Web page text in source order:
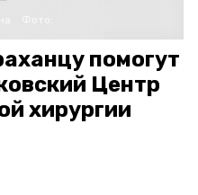
помогут
Центр
хирургии